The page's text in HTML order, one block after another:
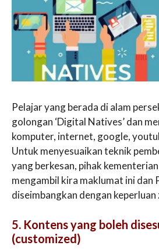
Pelajar yang berada di alam
golongan ‘Digital Natives’ dan
komputer, internet, google,
Untuk menyesuaikan teknik
yang berkesan, pihak
mengambil kira maklumat ini dan
diseimbangkan dengan
5. Kontens yang boleh
(customized)